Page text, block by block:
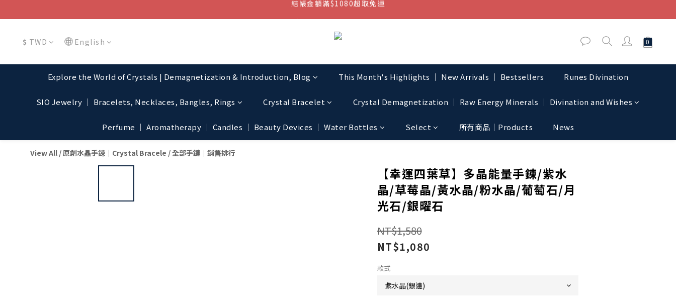
結帳金額滿$1080超取免運
七周年慶，滿1890折150 (…依此類推)
$ TWD English
Explore the World of Crystals | Demagnetization & Introduction, Blog This Month's Highlights │ New Arrivals │ Bestsellers Runes Divination
SIO Jewelry │ Bracelets, Necklaces, Bangles, Rings Crystal Bracelet Crystal Demagnetization │ Raw Energy Minerals │ Divination and Wishes
Perfume │ Aromatherapy │ Candles │ Beauty Devices │ Water Bottles Select 所有商品｜Products News
View All /原創水晶手鍊│Crystal Bracele /全部手鏈│銷售排行
【幸運四葉草】多晶能量手鍊/紫水
晶/草莓晶/黃水晶/粉水晶/葡萄石/月
光石/銀曜石
NT$1,580
NT$1,080
款式